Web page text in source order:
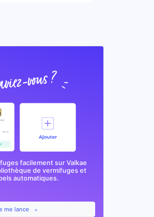
facilement sur Valkae
de vermifuges et
automatiques.
me lance